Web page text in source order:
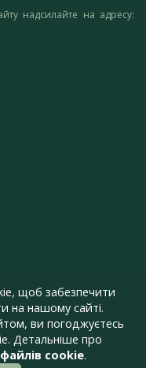
надсилайте на адресу:
щоб забезпечити
на нашому сайті.
ви погоджуєтесь
Детальніше про
cookie.